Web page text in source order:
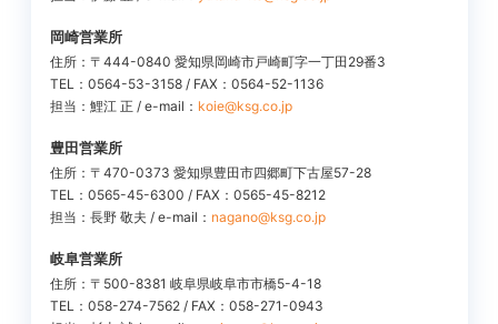
岡崎営業所
住所：〒444-0840 愛知県岡崎市戸崎町字一丁田29番3
TEL：0564-53-3158 / FAX：0564-52-1136
担当：鯉江 正 / e-mail： koie@ksg.co.jp
豊田営業所
住所：〒470-0373 愛知県豊田市四郷町下古屋57-28
TEL：0565-45-6300 / FAX：0565-45-8212
担当：長野 敬夫 / e-mail： nagano@ksg.co.jp
岐阜営業所
住所：〒500-8381 岐阜県岐阜市市橋5-4-18
TEL：058-274-7562 / FAX：058-271-0943